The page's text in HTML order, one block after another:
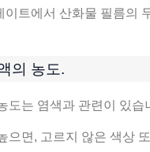
이트에서 산화물 필름의
의 농도.
도는 염색과 관련이 있
으면, 고르지 않은 색상